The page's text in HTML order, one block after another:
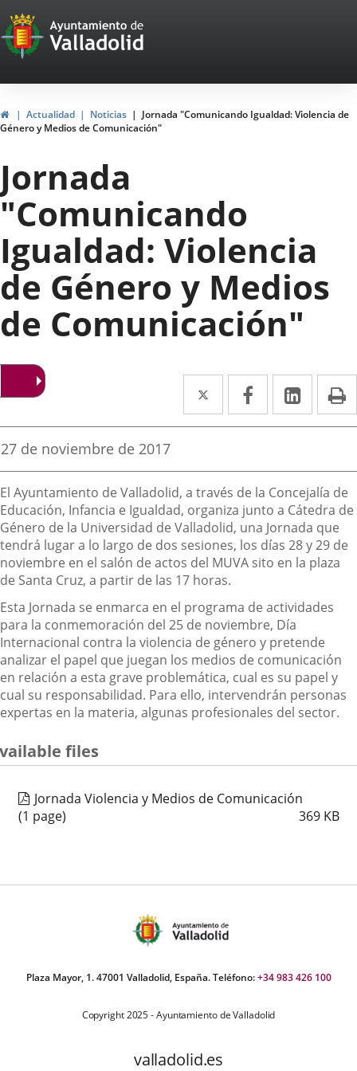
Portal
Web
del
Ayuntamiento
de
Valladolid
HomeActualidad Noticias
Jornada "Comunicando Igualdad: Violencia de
Género y Medios de Comunicación"
Jornada
"Comunicando
Igualdad: Violencia
de Género y Medios
de Comunicación"
Twitter
Enlace
a
aplicación
externa.
Facebook
Enlace
a
aplicación
externa.
Enlace
a
Fecha
la
noticia
27 de noviembre de 2017
Descripción
El Ayuntamiento de Valladolid, a través de la Concejalía de
Educación, Infancia e Igualdad, organiza junto a Cátedra de
Género de la Universidad de Valladolid, una Jornada que
tendrá lugar a lo largo de dos sesiones, los días 28 y 29 de
noviembre en el salón de actos del MUVA sito en la plaza
de Santa Cruz, a partir de las 17 horas.
Esta Jornada se enmarca en el programa de actividades
para la conmemoración del 25 de noviembre, Día
Internacional contra la violencia de género y pretende
analizar el papel que juegan los medios de comunicación
en relación a esta grave problemática, cual es su papel y
cual su responsabilidad. Para ello, intervendrán personas
expertas en la materia, algunas profesionales del sector.
files
Jornada Violencia y Medios de Comunicación
369 KB
(1 page)
Plaza Mayor, 1. 47001 Valladolid, España. Teléfono:+34 983 426 100
Copyright 2025 - Ayuntamiento de Valladolid
valladolid.es